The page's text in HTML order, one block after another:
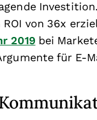
Investition.
ROI von 36x
2019 bei
für E-